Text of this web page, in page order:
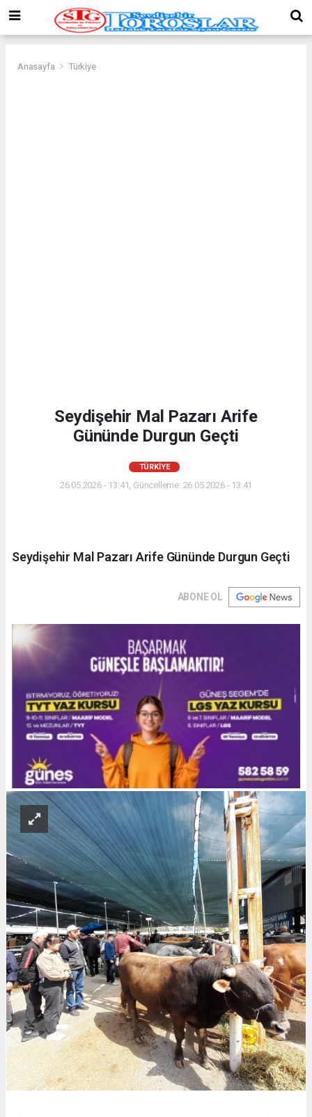
Anasayfa Türkiye
Seydişehir Mal Pazarı Arife
Gününde Durgun Geçti
TÜRKIYE
26.05.2026 - 13:41, Güncelleme: 26.05.2026 - 13:41
Seydişehir Mal Pazarı Arife Gününde Durgun Geçti
ABONE OL